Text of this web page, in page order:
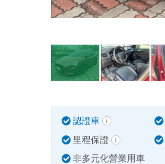
認證車
里程保證
非多元化營業用車